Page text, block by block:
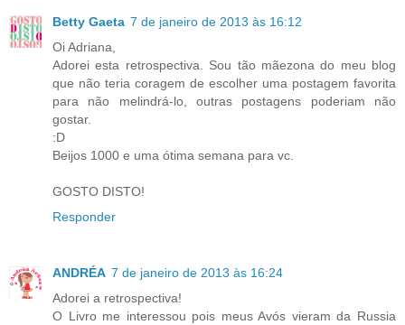
Betty Gaeta 7 de janeiro de 2013 às 16:12
Oi Adriana,
Adorei esta retrospectiva. Sou tão mãezona do meu blog
que não teria coragem de escolher uma postagem favorita
para não melindrá-lo, outras postagens poderiam não
gostar.
:D
Beijos 1000 e uma ótima semana para vc.
GOSTO DISTO!
Responder
ANDRÉA 7 de janeiro de 2013 às 16:24
Adorei a retrospectiva!
O Livro me interessou pois meus Avós vieram da Russia